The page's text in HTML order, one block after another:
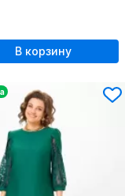
В корзину